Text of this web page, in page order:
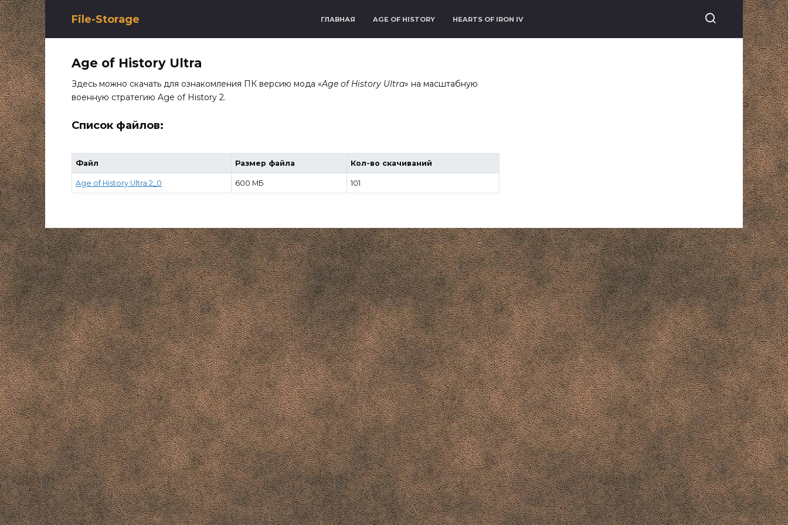
Перейти
к
содержанию
File-Storage ГЛАВНАЯ AGE OF HISTORY HEARTS OF IRON IV
Age of History Ultra
Здесь можно скачать для ознакомления ПК версию мода «Age of History Ultra» на масштабную
военную стратегию Age of History 2.
Список файлов:
Файл Размер файла Кол-во скачиваний
Age of History Ultra 2_0 600 МБ 101